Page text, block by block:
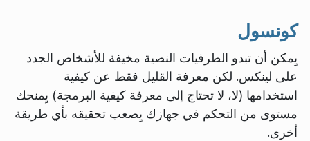
كونسول
يِمكن أن تبدو الطرفيات النصية مخيفة للأشخاص الجدد
على لينكس. لكن معرفة القليل فقط عن كيفية
استخدامها (لا، لا تحتاج إلى معرفة كيفية البرمجة) يِمنحك
مستوى من التحكم في جهازك يِصعب تحقيقه بأي طريقة
أخرى.